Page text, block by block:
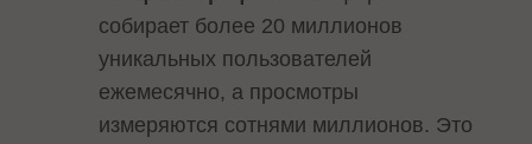
собирает более 20 миллионов
уникальных пользователей
ежемесячно, а просмотры
измеряются сотнями миллионов. Это